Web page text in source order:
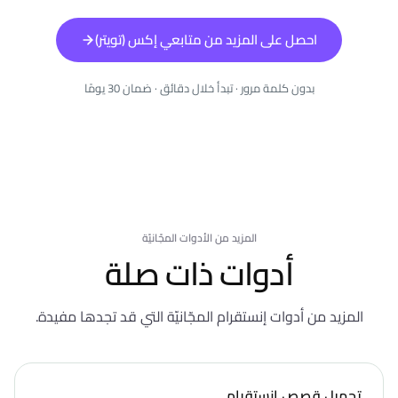
احصل على المزيد من متابعي إكس (تويتر)
بدون كلمة مرور · تبدأ خلال دقائق · ضمان 30 يومًا
المزيد من الأدوات المجّانيّة
أدوات ذات صلة
المزيد من أدوات إنستقرام المجّانيّة التي قد تجدها مفيدة.